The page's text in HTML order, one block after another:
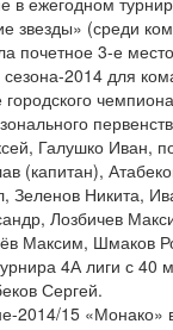
звезды» (среди
почетное 3-е
сезона-2014 для
Галушко Иван,
(капитан),
Зеленов Никита,
Лозбичев
Максим, Шмаков
4А лиги с 40
Сергей.
2014/15 «Монако»